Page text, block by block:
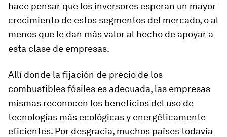
hace pensar que los inversores esperan un mayor
crecimiento de estos segmentos del mercado, o al
menos que le dan más valor al hecho de apoyar a
esta clase de empresas.
Allí donde la fijación de precio de los
combustibles fósiles es adecuada, las empresas
mismas reconocen los beneficios del uso de
tecnologías más ecológicas y energéticamente
eficientes. Por desgracia, muchos países todavía